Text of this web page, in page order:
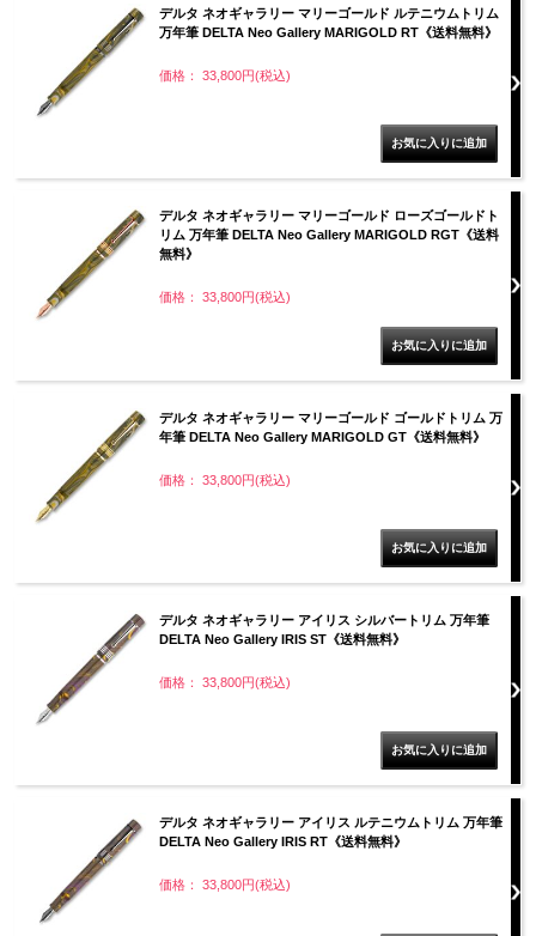
デルタ ネオギャラリー マリーゴールド ルテニウムトリム
万年筆 DELTA Neo Gallery MARIGOLD RT《送料無料》
価格： 33,800円(税込)
デルタ ネオギャラリー マリーゴールド ローズゴールドト
リム 万年筆 DELTA Neo Gallery MARIGOLD RGT《送料
無料》
価格： 33,800円(税込)
デルタ ネオギャラリー マリーゴールド ゴールドトリム 万
年筆 DELTA Neo Gallery MARIGOLD GT《送料無料》
価格： 33,800円(税込)
デルタ ネオギャラリー アイリス シルバートリム 万年筆
DELTA Neo Gallery IRIS ST《送料無料》
価格： 33,800円(税込)
デルタ ネオギャラリー アイリス ルテニウムトリム 万年筆
DELTA Neo Gallery IRIS RT《送料無料》
価格： 33,800円(税込)